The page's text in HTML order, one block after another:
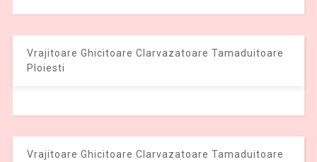
Vrajitoare Ghicitoare Clarvazatoare Tamaduitoare
Ploiesti
Vrajitoare Ghicitoare Clarvazatoare Tamaduitoare